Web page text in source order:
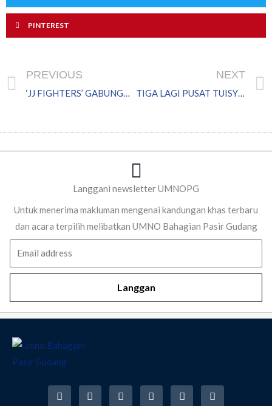
PINTEREST
Prev
PREVIOUS
‘JJ FIGHTERS’ GABUNGAN 4 PEMUDA 4 BELIA JELAJAH ZIARAH MARHABAN
NEXT
TIGA LAGI PUSAT TUISYEN KOMUNITI DIBUKA YAYASAN PASIR GUDANG
Langgani newsletter UMNOPG
Untuk menerima makluman mengenai kandungan khas terbaru
dan acara terpilih melibatkan UMNO Bahagian Pasir Gudang
Langgan
F
a
I
n
T
w
Y
o
T
i
R
s